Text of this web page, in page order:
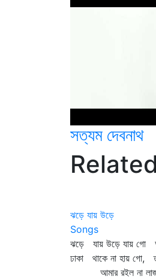
সত্যম দেবনাথ
ঝড়ে যায় উড়ে
Songs
ঝড়ে যায় উড়ে যায় গো
ঢাকা থাকে না হায় গো,
আমার রইল না